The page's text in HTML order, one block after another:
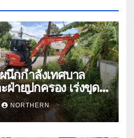
นึกกำลังเทศบาล
ายปกครอง เร่งขุด
างน้ำ ป้องกันและลด
NORTHERN